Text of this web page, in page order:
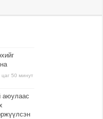
50 минут
аюулаас